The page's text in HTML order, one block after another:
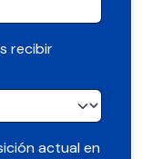
recibir
actual en